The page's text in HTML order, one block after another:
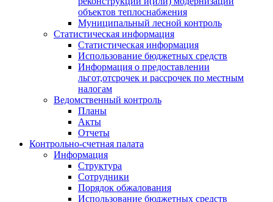
объектов теплоснабжения
Муниципальный лесной контроль
Статистическая информация
Статистическая информация
Использование бюджетных средств
Информация о предоставлении
льгот,отсрочек и рассрочек по местным
налогам
Ведомственный контроль
Планы
Акты
Отчеты
Контрольно-счетная палата
Информация
Структура
Сотрудники
Порядок обжалования
Использование бюджетных средств